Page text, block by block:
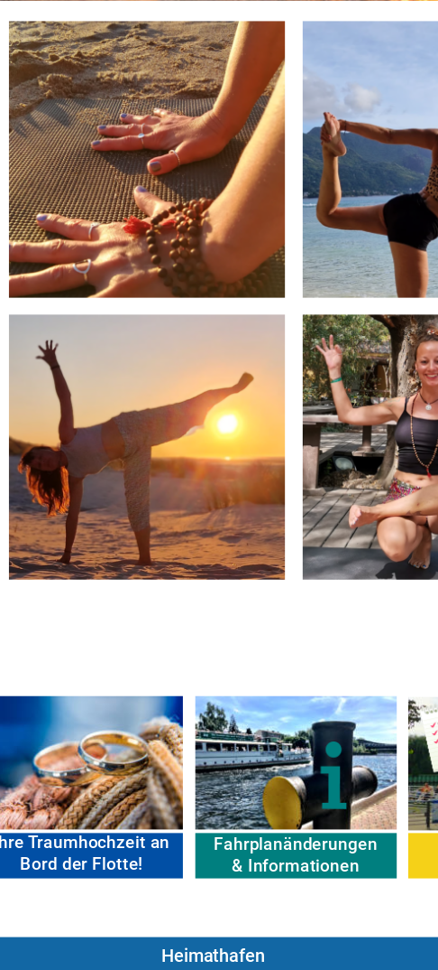
Ihre Traumhochzeit an
Bord der Flotte!
Fahrplanänderungen
& Informationen
Heimathafen